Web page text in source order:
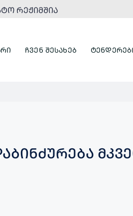
ᲠᲔᲟᲘᲛᲨᲘᲐ
ᲩᲕᲔᲜ ᲨᲔᲡᲐᲮᲔᲑ